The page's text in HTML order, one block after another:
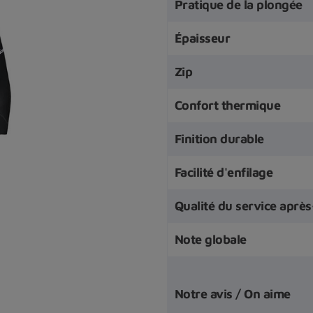
Pratique de la plongée
Épaisseur
Zip
Confort thermique
Finition durable
Facilité d'enfilage
Qualité du service
Note globale
Notre avis / On aime